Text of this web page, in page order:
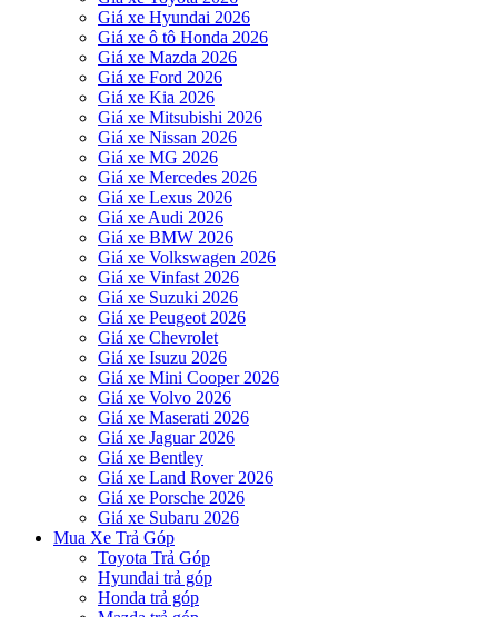
Giá xe Hyundai 2026
Giá xe ô tô Honda 2026
Giá xe Mazda 2026
Giá xe Ford 2026
Giá xe Kia 2026
Giá xe Mitsubishi 2026
Giá xe Nissan 2026
Giá xe MG 2026
Giá xe Mercedes 2026
Giá xe Lexus 2026
Giá xe Audi 2026
Giá xe BMW 2026
Giá xe Volkswagen 2026
Giá xe Vinfast 2026
Giá xe Suzuki 2026
Giá xe Peugeot 2026
Giá xe Chevrolet
Giá xe Isuzu 2026
Giá xe Mini Cooper 2026
Giá xe Volvo 2026
Giá xe Maserati 2026
Giá xe Jaguar 2026
Giá xe Bentley
Giá xe Land Rover 2026
Giá xe Porsche 2026
Giá xe Subaru 2026
Mua Xe Trả Góp
Toyota Trả Góp
Hyundai trả góp
Honda trả góp